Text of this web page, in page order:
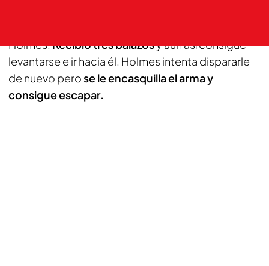
Holmes.Recibió tres balazosy aun así consigue
levantarse e ir hacia él. Holmes intenta dispararle
de nuevo perose le encasquilla el arma y
consigue escapar.